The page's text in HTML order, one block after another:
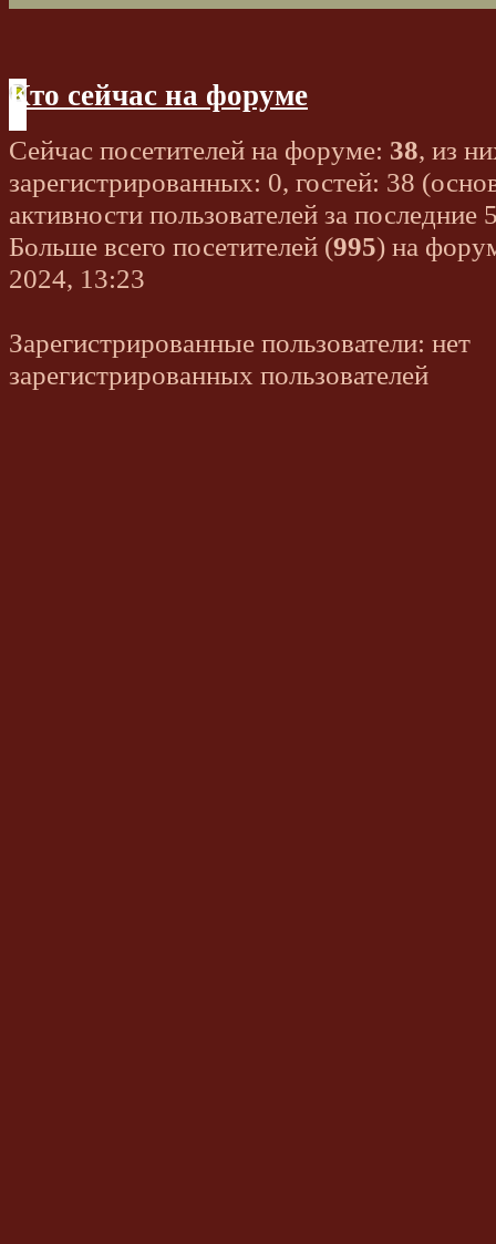
Кто сейчас на форуме
Сейчас посетителей на форуме: 38, из
зарегистрированных: 0, гостей: 38
активности пользователей за последние
Больше всего посетителей (995) на
2024, 13:23
Зарегистрированные пользователи: нет
зарегистрированных пользователей